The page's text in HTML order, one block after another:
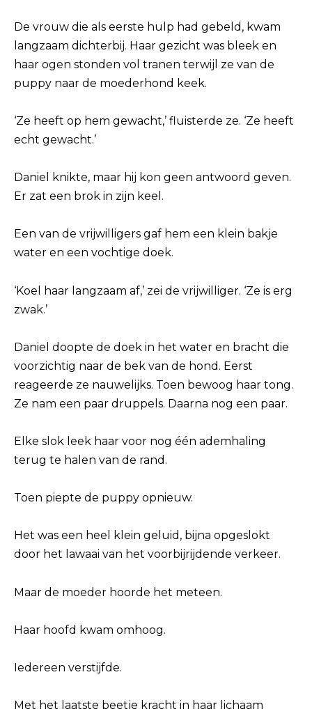
De vrouw die als eerste hulp had gebeld, kwam
langzaam dichterbij. Haar gezicht was bleek en
haar ogen stonden vol tranen terwijl ze van de
puppy naar de moederhond keek.
‘Ze heeft op hem gewacht,’ fluisterde ze. ‘Ze heeft
echt gewacht.’
Daniel knikte, maar hij kon geen antwoord geven.
Er zat een brok in zijn keel.
Een van de vrijwilligers gaf hem een klein bakje
water en een vochtige doek.
‘Koel haar langzaam af,’ zei de vrijwilliger. ‘Ze is erg
zwak.’
Daniel doopte de doek in het water en bracht die
voorzichtig naar de bek van de hond. Eerst
reageerde ze nauwelijks. Toen bewoog haar tong.
Ze nam een paar druppels. Daarna nog een paar.
Elke slok leek haar voor nog één ademhaling
terug te halen van de rand.
Toen piepte de puppy opnieuw.
Het was een heel klein geluid, bijna opgeslokt
door het lawaai van het voorbijrijdende verkeer.
Maar de moeder hoorde het meteen.
Haar hoofd kwam omhoog.
Iedereen verstijfde.
Met het laatste beetje kracht in haar lichaam